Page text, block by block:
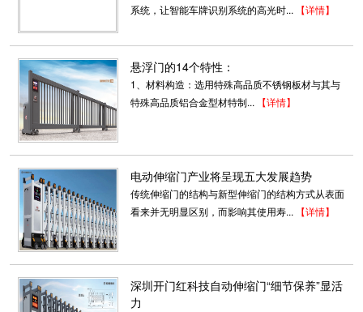
系统，让智能车牌识别系统的高光时... 【详情】
悬浮门的14个特性：
1、材料构造：选用特殊高品质不锈钢板材与其与
特殊高品质铝合金型材特制... 【详情】
电动伸缩门产业将呈现五大发展趋势
传统伸缩门的结构与新型伸缩门的结构方式从表面
看来并无明显区别，而影响其使用寿... 【详情】
深圳开门红科技自动伸缩门“细节保养”显活
力